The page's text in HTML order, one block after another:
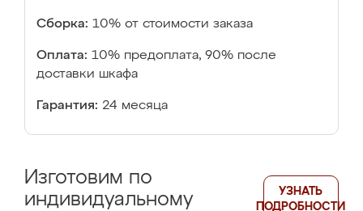
Сборка: 10% от стоимости заказа
Оплата: 10% предоплата, 90% после
доставки шкафа
Гарантия: 24 месяца
Изготовим по
индивидуальному
УЗНАТЬ
ПОДРОБНОСТИ